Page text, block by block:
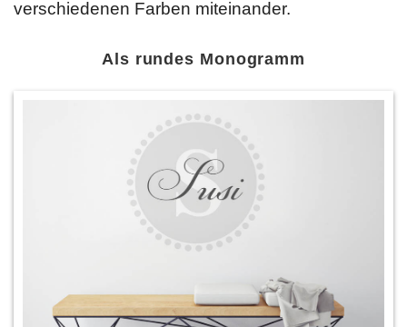
verschiedenen Farben miteinander.
Als rundes Monogramm